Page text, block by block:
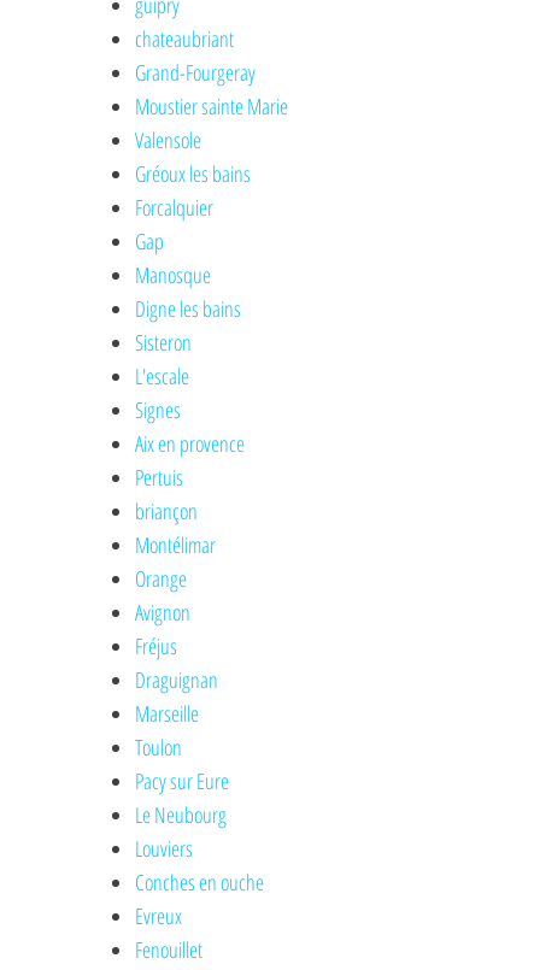
chateaubriant
Grand-Fourgeray
Moustier sainte Marie
Valensole
Gréoux les bains
Forcalquier
Gap
Manosque
Digne les bains
Sisteron
L'escale
Signes
Aix en provence
Pertuis
briançon
Montélimar
Orange
Avignon
Fréjus
Draguignan
Marseille
Toulon
Pacy sur Eure
Le Neubourg
Louviers
Conches en ouche
Evreux
Fenouillet